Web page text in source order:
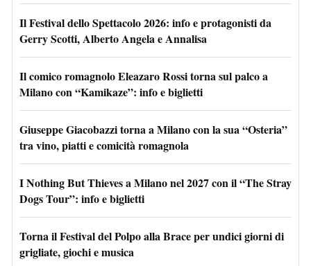
Il Festival dello Spettacolo 2026: info e protagonisti da
Gerry Scotti, Alberto Angela e Annalisa
Il comico romagnolo Eleazaro Rossi torna sul palco a
Milano con “Kamikaze”: info e biglietti
Giuseppe Giacobazzi torna a Milano con la sua “Osteria”
tra vino, piatti e comicità romagnola
I Nothing But Thieves a Milano nel 2027 con il “The Stray
Dogs Tour”: info e biglietti
Torna il Festival del Polpo alla Brace per undici giorni di
grigliate, giochi e musica